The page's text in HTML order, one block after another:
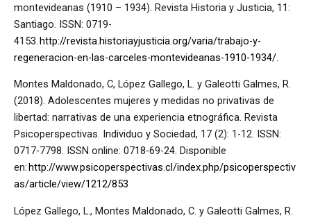
montevideanas (1910 – 1934). Revista Historia y Justicia, 11:
Santiago. ISSN: 0719-
4153.http://revista.historiayjusticia.org/varia/trabajo-y-
regeneracion-en-las-carceles-montevideanas-1910-1934/.
Montes Maldonado, C, López Gallego, L. y Galeotti Galmes, R.
(2018). Adolescentes mujeres y medidas no privativas de
libertad: narrativas de una experiencia etnográfica. Revista
Psicoperspectivas. Individuo y Sociedad, 17 (2): 1-12. ISSN:
0717-7798. ISSN online: 0718-69-24. Disponible
en: http://www.psicoperspectivas.cl/index.php/psicoperspectiv
as/article/view/1212/853
López Gallego, L., Montes Maldonado, C. y Galeotti Galmes, R.